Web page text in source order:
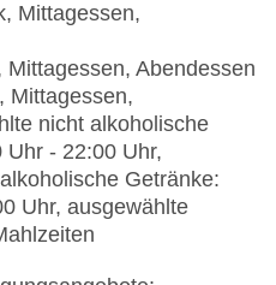
4, Zimmer: 353
Mittagessen,
Abendessen
Mittagessen,
nicht alkoholische
Uhr - 22:00 Uhr,
Getränke:
Uhr, ausgewählte